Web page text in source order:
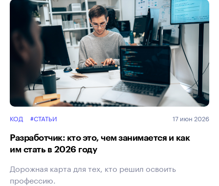
КОД #СТАТЬИ 17 июн 2026
Разработчик: кто это, чем занимается и как
им стать в 2026 году
Дорожная карта для тех, кто решил освоить
профессию.